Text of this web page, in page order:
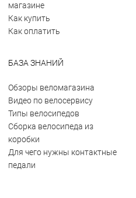
магазине
Как купить
Как оплатить
БАЗА ЗНАНИЙ
Обзоры веломагазина
Видео по велосервису
Типы велосипедов
Сборка велосипеда из
коробки
Для чего нужны контактные
педали